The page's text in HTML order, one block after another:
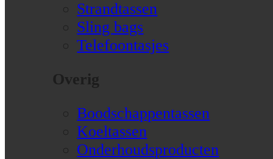
Strandtassen
Sling bags
Telefoontasjes
Overig
Boodschappentassen
Koeltassen
Onderhoudsproducten